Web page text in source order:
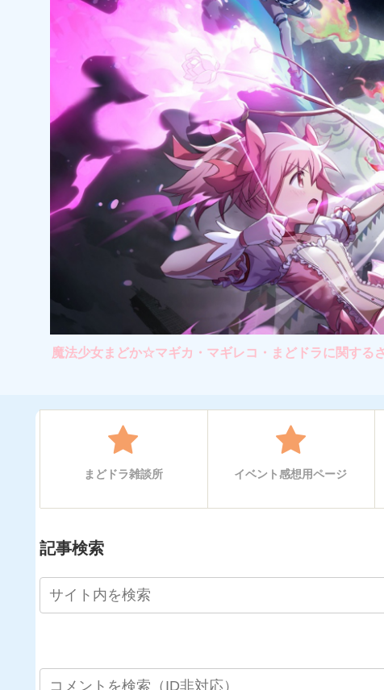
魔法少女まどか☆マギカ・マギレコ・まどドラに関する
まどドラ雑談所 イベント感想用ページ
記事検索